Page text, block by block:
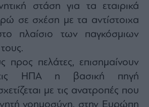
στάση για τα εταιρικά
σε σχέση με τα αντίστοιχα
πλαίσιο των παγκόσμιων
προς πελάτες, επισημαίνουν
ΗΠΑ η βασική πηγή
με τις ανατροπές που
νοημοσύνη, στην Ευρώπη